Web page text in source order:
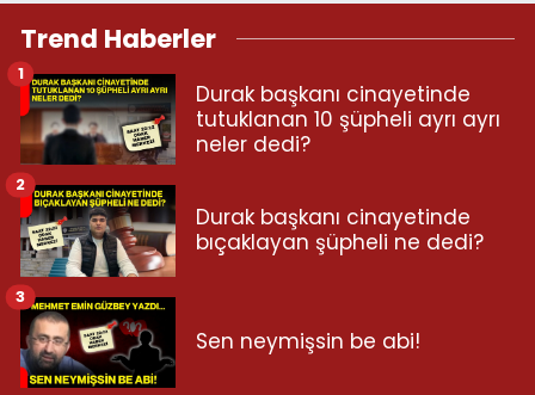
Trend Haberler
Durak başkanı cinayetinde
tutuklanan 10 şüpheli ayrı ayrı
neler dedi?
1
Durak başkanı cinayetinde
bıçaklayan şüpheli ne dedi?
2
Sen neymişsin be abi!
3